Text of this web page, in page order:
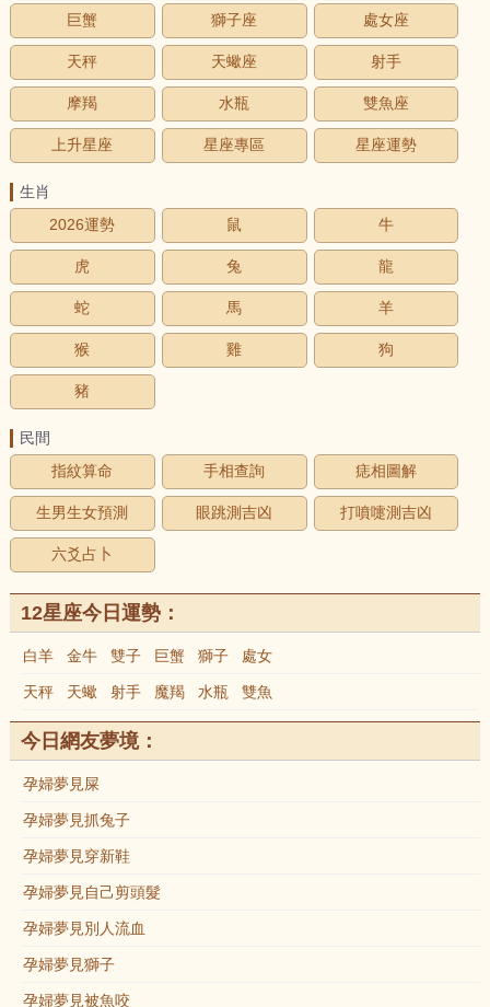
巨蟹 獅子座 處女座
天秤 天蠍座 射手
摩羯 水瓶 雙魚座
上升星座 星座專區 星座運勢
生肖
2026運勢
鼠 牛
虎 兔 龍
蛇 馬 羊
猴 雞 狗
豬
民間
指紋算命
手相查詢 痣相圖解
生男生女預測 眼跳測吉凶 打噴嚏測吉凶
六爻占卜
12星座今日運勢：
白羊 金牛 雙子 巨蟹 獅子 處女
天秤 天蠍 射手 魔羯 水瓶 雙魚
今日網友夢境：
孕婦夢見屎
孕婦夢見抓兔子
孕婦夢見穿新鞋
孕婦夢見自己剪頭髮
孕婦夢見別人流血
孕婦夢見獅子
孕婦夢見被魚咬